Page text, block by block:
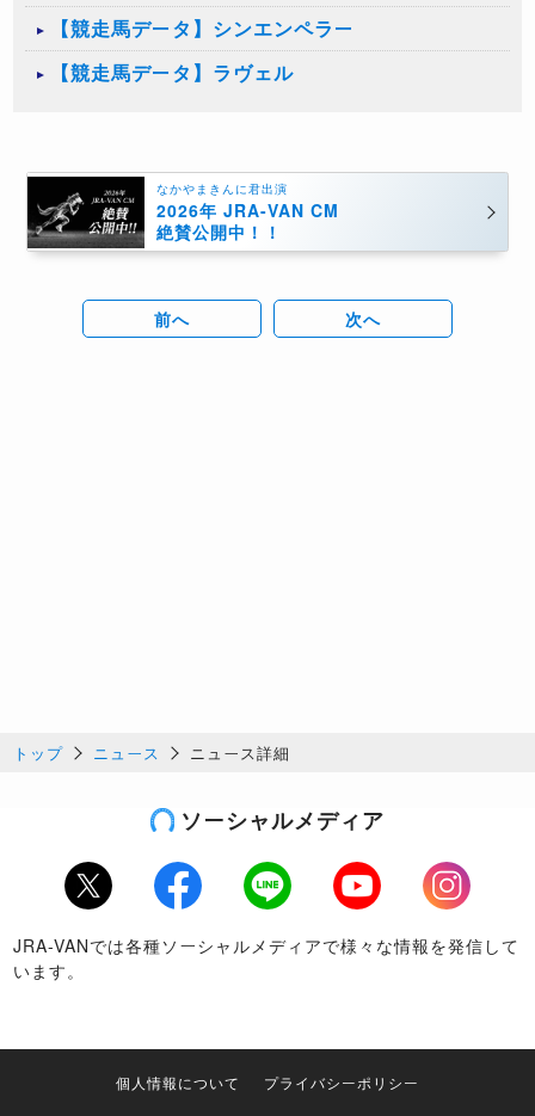
【競走馬データ】シンエンペラー
【競走馬データ】ラヴェル
なかやまきんに君出演
2026年 JRA-VAN CM
絶賛公開中！！
前へ 次へ
トップ ニュース ニュース詳細
ソーシャルメディア
Twitter Facebook LINE Youtube
Instagram
JRA-VANでは各種ソーシャルメディアで様々な情報を発信して
います。
個人情報について
プライバシーポリシー